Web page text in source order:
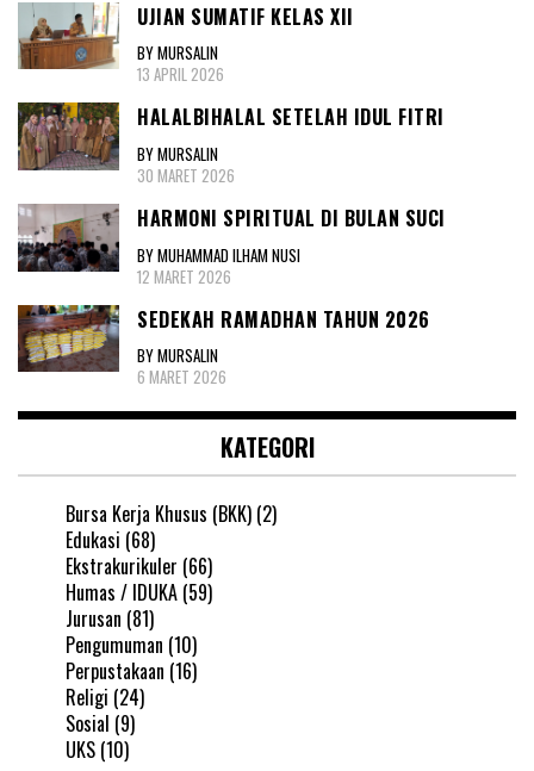
UJIAN SUMATIF KELAS XII
BY MURSALIN
13 APRIL 2026
HALALBIHALAL SETELAH IDUL FITRI
BY MURSALIN
30 MARET 2026
HARMONI SPIRITUAL DI BULAN SUCI
BY MUHAMMAD ILHAM NUSI
12 MARET 2026
SEDEKAH RAMADHAN TAHUN 2026
BY MURSALIN
6 MARET 2026
KATEGORI
Bursa Kerja Khusus (BKK) (2)
Edukasi (68)
Ekstrakurikuler (66)
Humas / IDUKA (59)
Jurusan (81)
Pengumuman (10)
Perpustakaan (16)
Religi (24)
Sosial (9)
UKS (10)